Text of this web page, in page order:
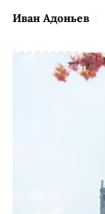
Иван Адоньев